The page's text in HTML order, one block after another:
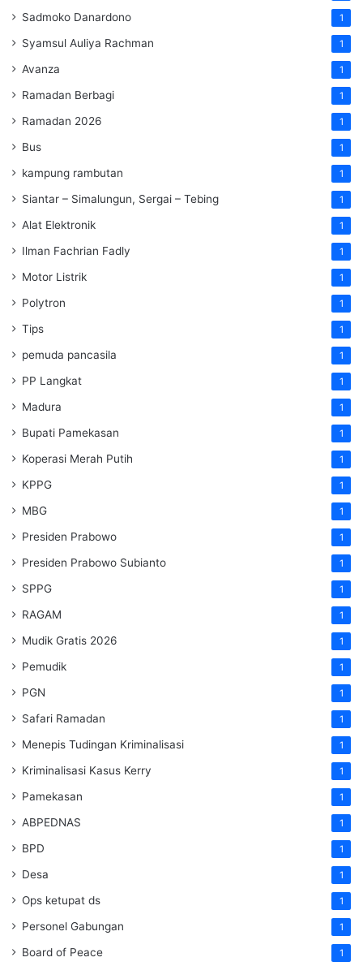
Sadmoko Danardono 1
Syamsul Auliya Rachman 1
Avanza 1
Ramadan Berbagi 1
Ramadan 2026 1
Bus 1
kampung rambutan 1
Siantar – Simalungun, Sergai – Tebing 1
Alat Elektronik 1
Ilman Fachrian Fadly 1
Motor Listrik 1
Polytron 1
Tips 1
pemuda pancasila 1
PP Langkat 1
Madura 1
Bupati Pamekasan 1
Koperasi Merah Putih 1
KPPG 1
MBG 1
Presiden Prabowo 1
Presiden Prabowo Subianto 1
SPPG 1
RAGAM 1
Mudik Gratis 2026 1
Pemudik 1
PGN 1
Safari Ramadan 1
Menepis Tudingan Kriminalisasi 1
Kriminalisasi Kasus Kerry 1
Pamekasan 1
ABPEDNAS 1
BPD 1
Desa 1
Ops ketupat ds 1
Personel Gabungan 1
Board of Peace 1